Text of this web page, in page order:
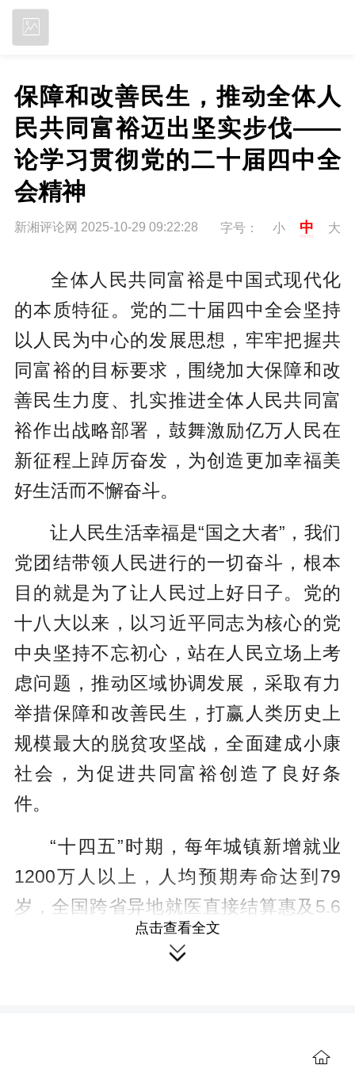
保障和改善民生，推动全体人
民共同富裕迈出坚实步伐——
论学习贯彻党的二十届四中全
会精神
新湘评论网 2025-10-29 09:22:28 字号： 小 中 大
全体人民共同富裕是中国式现代化
的本质特征。党的二十届四中全会坚持
以人民为中心的发展思想，牢牢把握共
同富裕的目标要求，围绕加大保障和改
善民生力度、扎实推进全体人民共同富
裕作出战略部署，鼓舞激励亿万人民在
新征程上踔厉奋发，为创造更加幸福美
好生活而不懈奋斗。
让人民生活幸福是“国之大者”，我们
党团结带领人民进行的一切奋斗，根本
目的就是为了让人民过上好日子。党的
十八大以来，以习近平同志为核心的党
中央坚持不忘初心，站在人民立场上考
虑问题，推动区域协调发展，采取有力
举措保障和改善民生，打赢人类历史上
规模最大的脱贫攻坚战，全面建成小康
社会，为促进共同富裕创造了良好条
件。
“十四五”时期，每年城镇新增就业
1200万人以上，人均预期寿命达到79
岁，全国跨省异地就医直接结算惠及5.6
亿人次，学前教育毛入学率达到92%
……把造福人民作为根本价值取向，在
更有保障、更可持续。亲历新时代中国
点击查看全文
